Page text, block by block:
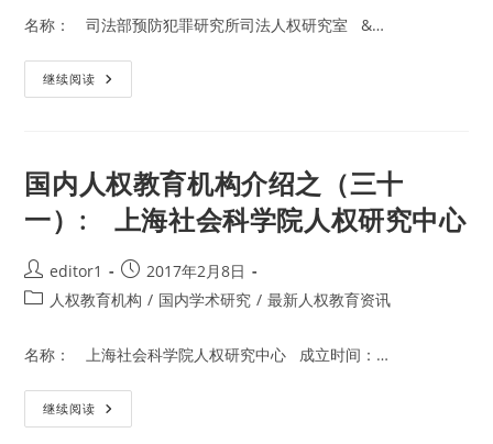
名称： 司法部预防犯罪研究所司法人权研究室 &…
继续阅读 国
内
机
构
介
十
二）:
司
法
防
罪
研
究
所
国内人权教育机构介绍之（三十
一）: 上海社会科学院人权研究中心
Post
author:
editor1
Post
published:
2017年2月8日
Post人权教育机构 / 国内学术研究 / 最新人权教育资讯
名称： 上海社会科学院人权研究中心 成立时间：…
继续阅读 国
内